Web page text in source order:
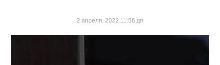
2 апреля, 2022 11:56 дп